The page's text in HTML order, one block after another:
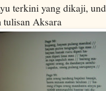
terkini yang dikaji,
Aksara